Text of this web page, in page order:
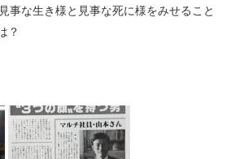
事な生き様と見事な死に様をみせること
？